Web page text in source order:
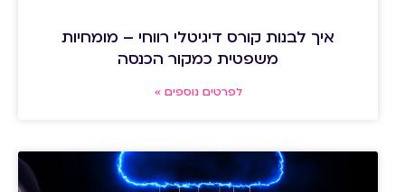
איך לבנות קורס דיגיטלי רווחי – מומחיות
משפטית כמקור הכנסה
לפרטים נוספים »